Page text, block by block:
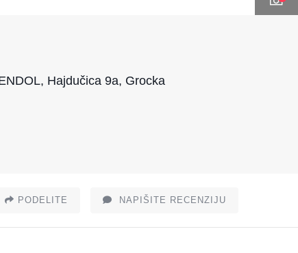
Hajdučica 9a, Grocka
PODELITE NAPIŠITE RECENZIJU